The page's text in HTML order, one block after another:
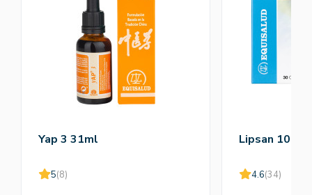
Yap 3 31ml
5(8)
Lipsan 10mg
4.6(34)